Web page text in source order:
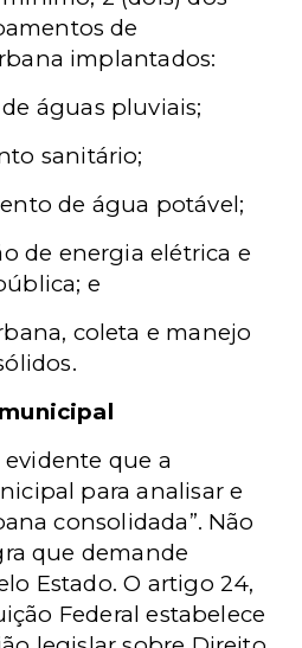
de
implantados:
águas pluviais;
sanitário;
de água potável;
de energia elétrica e
e
coleta e manejo
evidente que a
para analisar e
consolidada”. Não
que demande
Estado. O artigo 24,
Federal estabelece